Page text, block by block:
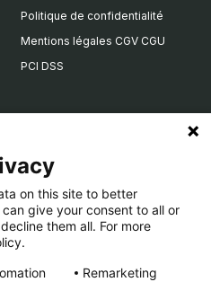
Politique de confidentialité
Mentions légales CGV CGU
PCI DSS
on this site to better
give your consent to all or
them all. For more
Remarketing